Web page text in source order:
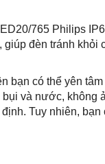
765 Philips
đèn tránh khỏi
bạn có thể yên
và nước, không
Tuy nhiên, bạn